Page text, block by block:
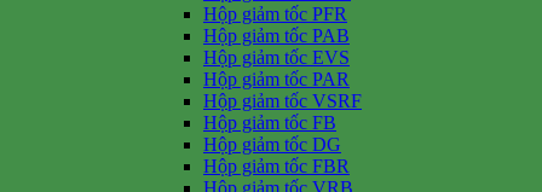
Hộp giảm tốc PFR
Hộp giảm tốc PAB
Hộp giảm tốc EVS
Hộp giảm tốc PAR
Hộp giảm tốc VSRF
Hộp giảm tốc FB
Hộp giảm tốc DG
Hộp giảm tốc FBR
Hộp giảm tốc VRB